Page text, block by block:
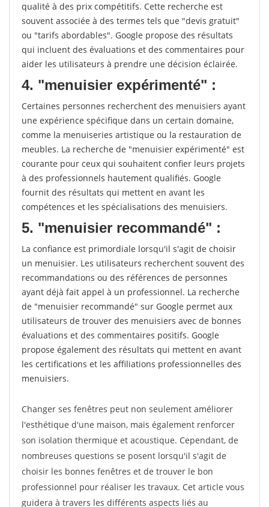
qualité à des prix compétitifs. Cette recherche est
souvent associée à des termes tels que "devis gratuit"
ou "tarifs abordables". Google propose des résultats
qui incluent des évaluations et des commentaires pour
aider les utilisateurs à prendre une décision éclairée.
4. "menuisier expérimenté" :
Certaines personnes recherchent des menuisiers ayant
une expérience spécifique dans un certain domaine,
comme la menuiseries artistique ou la restauration de
meubles. La recherche de "menuisier expérimenté" est
courante pour ceux qui souhaitent confier leurs projets
à des professionnels hautement qualifiés. Google
fournit des résultats qui mettent en avant les
compétences et les spécialisations des menuisiers.
5. "menuisier recommandé" :
La confiance est primordiale lorsqu'il s'agit de choisir
un menuisier. Les utilisateurs recherchent souvent des
recommandations ou des références de personnes
ayant déjà fait appel à un professionnel. La recherche
de "menuisier recommandé" sur Google permet aux
utilisateurs de trouver des menuisiers avec de bonnes
évaluations et des commentaires positifs. Google
propose également des résultats qui mettent en avant
les certifications et les affiliations professionnelles des
menuisiers.
Changer ses fenêtres peut non seulement améliorer
l'esthétique d'une maison, mais également renforcer
son isolation thermique et acoustique. Cependant, de
nombreuses questions se posent lorsqu'il s'agit de
choisir les bonnes fenêtres et de trouver le bon
professionnel pour réaliser les travaux. Cet article vous
guidera à travers les différents aspects liés au